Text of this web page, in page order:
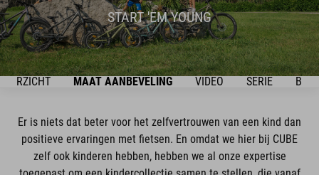
START 'EM YOUNG
MAAT AANBEVELING VIDEO SERIE
Er is niets dat beter voor het zelfvertrouwen van een kind dan
positieve ervaringen met fietsen. En omdat we hier bij CUBE
zelf ook kinderen hebben, hebben we al onze expertise
toegepast om een kindercollectie samen te stellen, die vanaf